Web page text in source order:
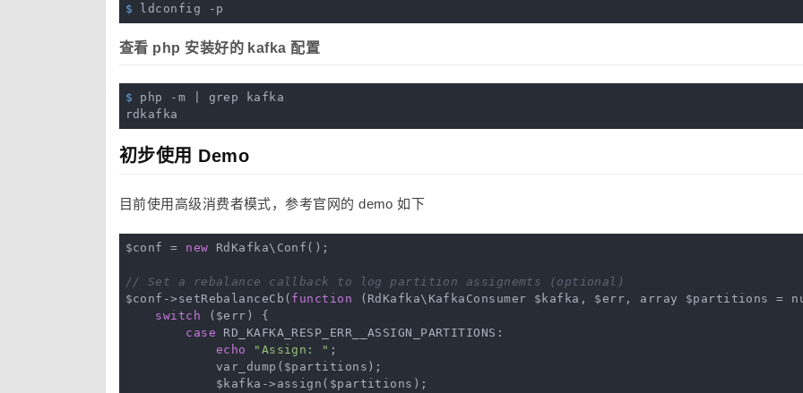
$ ldconfig -p
查看 php 安装好的 kafka 配置
$ php -m | grep kafka
初步使用 Demo
目前使用高级消费者模式，参考官网的 demo 如下
$conf = new RdKafka\Conf();
// Set a rebalance callback to log partition assignemts (optional)
$conf->setRebalanceCb( function (RdKafka\KafkaConsumer $kafka, $err, array $partitions =
switch ($err) {
case RD_KAFKA_RESP_ERR__ASSIGN_PARTITIONS:
echo
"Assign: " ;
            var_dump($partitions);
            $kafka->assign($partitions);